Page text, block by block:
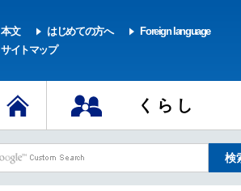
本文 はじめての方へ
Foreign language
サイトマップ
くらし